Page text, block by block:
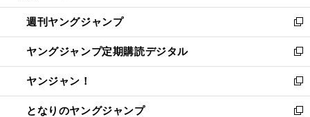
開
く
ウ
で
開
く
ン
ド
ウ
で
開
く
ウ
ィ
ン
ド
ウ
で
開
く
週刊ヤングジャンプ
新
し
い
ウ
ィ
ン
ド
ヤングジャンプ定期購読デジタル
新
し
い
ウ
ィ
ヤンジャン！
新
し
い
となりのヤングジャンプ
新